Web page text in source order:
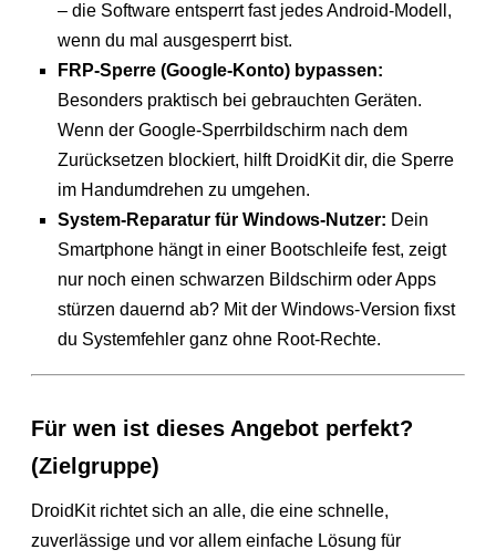
– die Software entsperrt fast jedes Android-Modell,
wenn du mal ausgesperrt bist.
FRP-Sperre (Google-Konto) bypassen:
Besonders praktisch bei gebrauchten Geräten.
Wenn der Google-Sperrbildschirm nach dem
Zurücksetzen blockiert, hilft DroidKit dir, die Sperre
im Handumdrehen zu umgehen.
System-Reparatur für Windows-Nutzer: Dein
Smartphone hängt in einer Bootschleife fest, zeigt
nur noch einen schwarzen Bildschirm oder Apps
stürzen dauernd ab? Mit der Windows-Version fixst
du Systemfehler ganz ohne Root-Rechte.
Für wen ist dieses Angebot perfekt?
(Zielgruppe)
DroidKit richtet sich an alle, die eine schnelle,
zuverlässige und vor allem einfache Lösung für